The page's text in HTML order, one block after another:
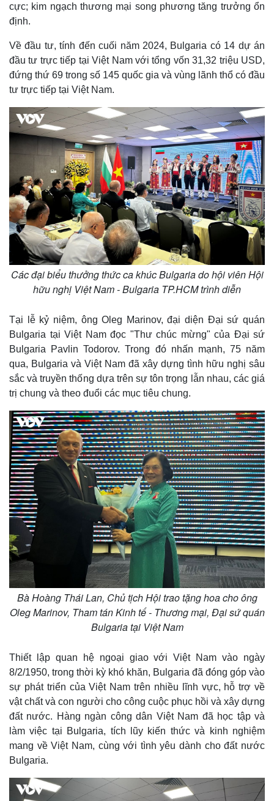
Thế giới
Quan sát
Cuộc sống đó đây
Hồ sơ
Multimedia
Video
Ảnh
E-Magazine
Infographic
T
i
e
cực; kim ngạch thương mại song phương tăng trưởng ổn
định.
Về đầu tư, tính đến cuối năm 2024, Bulgaria có 14 dự án
đầu tư trực tiếp tại Việt Nam với tổng vốn 31,32 triệu USD,
đứng thứ 69 trong số 145 quốc gia và vùng lãnh thổ có đầu
tư trực tiếp tại Việt Nam.
Các đại biểu thưởng thức ca khúc Bulgaria do hội viên Hội
hữu nghị Việt Nam - Bulgaria TP.HCM trình diễn
Tại lễ kỷ niệm, ông Oleg Marinov, đại diện Đại sứ quán
Bulgaria tại Việt Nam đọc "Thư chúc mừng" của Đại sứ
Bulgaria Pavlin Todorov. Trong đó nhấn mạnh, 75 năm
qua, Bulgaria và Việt Nam đã xây dựng tình hữu nghị sâu
sắc và truyền thống dựa trên sự tôn trọng lẫn nhau, các giá
trị chung và theo đuổi các mục tiêu chung.
Bà Hoàng Thái Lan, Chủ tịch Hội trao tặng hoa cho ông
Oleg Marinov, Tham tán Kinh tế - Thương mại, Đại sứ quán
Bulgaria tại Việt Nam
Thiết lập quan hệ ngoại giao với Việt Nam vào ngày
8/2/1950, trong thời kỳ khó khăn, Bulgaria đã đóng góp vào
sự phát triển của Việt Nam trên nhiều lĩnh vực, hỗ trợ về
vật chất và con người cho công cuộc phục hồi và xây dựng
đất nước. Hàng ngàn công dân Việt Nam đã học tập và
làm việc tại Bulgaria, tích lũy kiến thức và kinh nghiệm
mang về Việt Nam, cùng với tình yêu dành cho đất nước
Bulgaria.